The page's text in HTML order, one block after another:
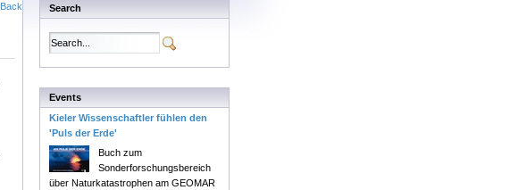
Back Search
Events
Kieler Wissenschaftler fühlen den
'Puls der Erde'
Buch zum
Sonderforschungsbereich
über Naturkatastrophen am GEOMAR